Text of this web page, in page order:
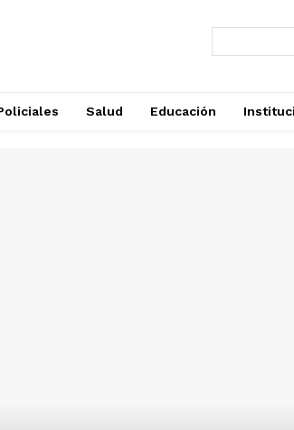
Salud Educación